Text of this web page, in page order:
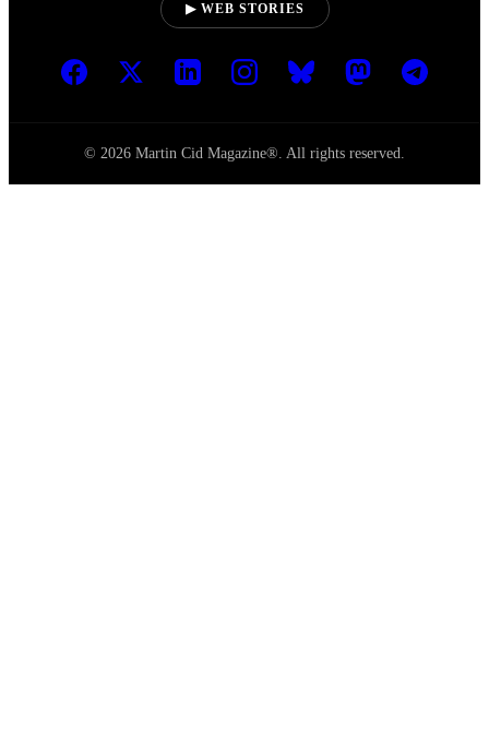
▶ WEB STORIES
© 2026 Martin Cid Magazine®. All rights reserved.